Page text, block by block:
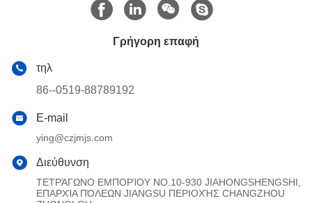
Γρήγορη επαφή
τηλ
86--0519-88789192
E-mail
ying@czjmjs.com
Διεύθυνση
ΤΕΤΡΆΓΩΝΟ ΕΜΠΟΡΊΟΥ NO.10-930 JIAHONGSHENGSHI,
ΕΠΑΡΧΊΑ ΠΌΛΕΩΝ JIANGSU ΠΕΡΙΟΧΉΣ CHANGZHOU